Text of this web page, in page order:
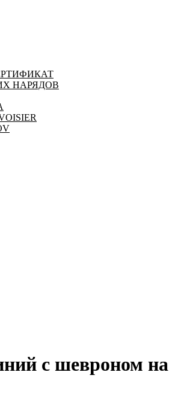
НАРЯДОВ
с шевроном на